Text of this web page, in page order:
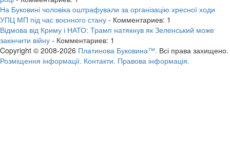
На Буковині чоловіка оштрафували за організацію хресної ходи
УПЦ МП під час воєнного стану - Комментариев: 1
Відмова від Криму і НАТО: Трамп натякнув як Зеленський може
закінчити війну - Комментариев: 1
Copyright © 2008-2026 Платинова Буковина™. Всі права захищено.
Розміщення інформації. Контакти. Правова інформація.